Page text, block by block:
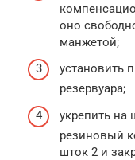
оно
манжетой;
установить
резервуара;
укрепить
резиновый
шток 2 и